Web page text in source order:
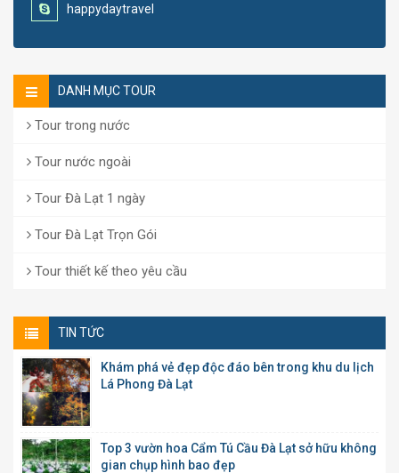
happydaytravel
DANH MỤC TOUR
Tour trong nước
Tour nước ngoài
Tour Đà Lạt 1 ngày
Tour Đà Lạt Trọn Gói
Tour thiết kế theo yêu cầu
TIN TỨC
Khám phá vẻ đẹp độc đáo bên trong khu du lịch
Lá Phong Đà Lạt
Top 3 vườn hoa Cẩm Tú Cầu Đà Lạt sở hữu không
gian chụp hình bao đẹp